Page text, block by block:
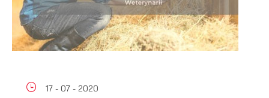
17 - 07 - 2020